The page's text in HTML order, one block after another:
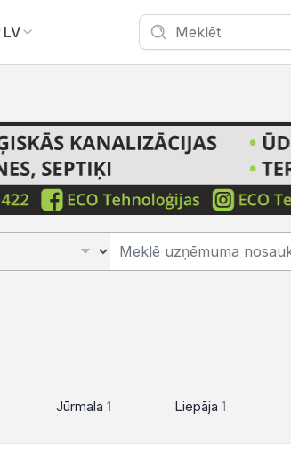
LV
Jūrmala 1 Liepāja 1